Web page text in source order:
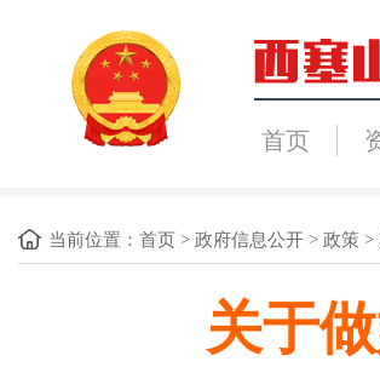
首页
当前位置： 首页 > 政府信息公开 > 政策 >
关于